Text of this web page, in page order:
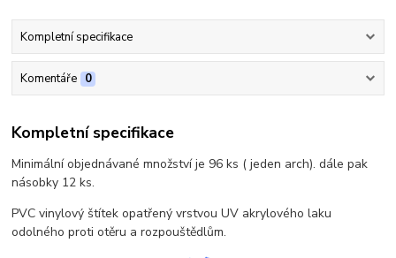
Kompletní specifikace
Komentáře 0
Kompletní specifikace
Minimální objednávané množství je 96 ks ( jeden arch). dále pak
násobky 12 ks.
PVC vinylový štítek opatřený vrstvou UV akrylového laku
odolného proti otěru a rozpouštědlům.